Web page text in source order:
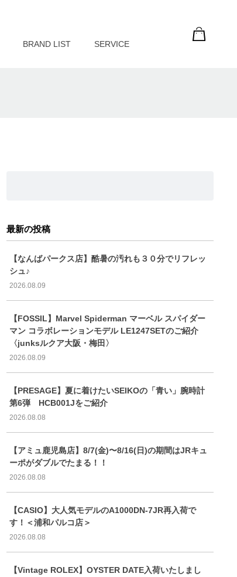
BRAND LIST SERVICE
最新の投稿
【なんばパークス店】酷暑の汚れも３０分でリフレッ
シュ♪
2026.08.09
【FOSSIL】Marvel Spiderman マーベル スパイダー
マン コラボレーションモデル LE1247SETのご紹介
〈junksルクア大阪・梅田〉
2026.08.09
【PRESAGE】夏に着けたいSEIKOの「青い」腕時計
第6弾 HCB001Jをご紹介
2026.08.08
【アミュ鹿児島店】8/7(金)〜8/16(日)の期間はJRキュ
ーポがダブルでたまる！！
2026.08.08
【CASIO】大人気モデルのA1000DN-7JR再入荷で
す！＜浦和パルコ店＞
2026.08.08
【Vintage ROLEX】OYSTER DATE入荷いたしまし